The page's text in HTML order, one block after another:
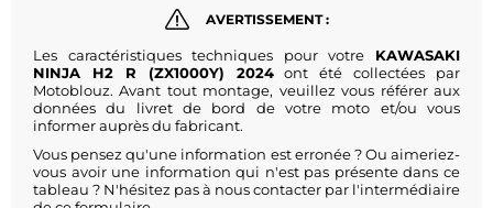
AVERTISSEMENT :
Les caractéristiques techniques pour votre KAWASAKI
NINJA H2 R (ZX1000Y) 2024ont été collectées par
Motoblouz. Avant tout montage, veuillez vous référer aux
données du livret de bord de votre moto et/ou vous
informer auprès du fabricant.
Vous pensez qu'une information est erronée ? Ou aimeriez-
vous avoir une information qui n'est pas présente dans ce
tableau ? N'hésitez pas à nous contacter par l'intermédiaire